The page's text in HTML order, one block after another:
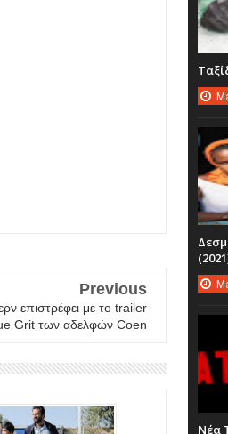
Previous
επιστρέφει με το trailer
Grit των αδελφών Coen
Νέα